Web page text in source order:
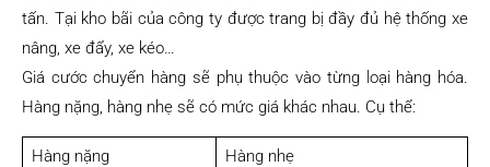
tấn. Tại kho bãi của công ty được trang bị đầy đủ hệ thống xe
nâng, xe đẩy, xe kéo…
Giá cước chuyển hàng sẽ phụ thuộc vào từng loại hàng hóa.
Hàng nặng, hàng nhẹ sẽ có mức giá khác nhau. Cụ thể:
Hàng nặng
Hàng nhẹ